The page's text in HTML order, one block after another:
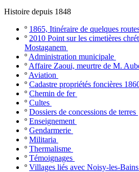
Histoire depuis 1848
º 1865, Itinéraire de quelques
º 2010 Point sur les cimetières
Mostaganem
º Administration municipale
º Affaire Zaoui, meurtre de M.
º Aviation
º Cadastre propriétés foncières
º Chemin de fer
º Cultes
º Dossiers de concessions de terres
º Enseignement
º Gendarmerie
º Militaria
º Thermalisme
º Témoignages
º Villages liés avec Noisy-les-Bains